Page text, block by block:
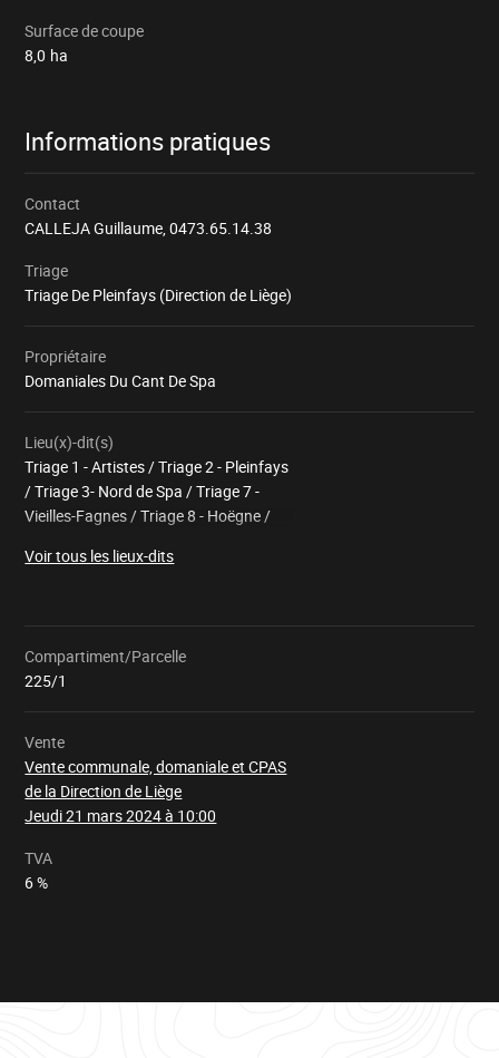
Surface de coupe
8,0 ha
Informations pratiques
Contact
CALLEJA Guillaume,0473.65.14.38
Triage
Triage De Pleinfays (Direction de Liège)
Propriétaire
Domaniales Du Cant De Spa
Lieu(x)-dit(s)
Triage 1 - Artistes / Triage 2 - Pleinfays
/ Triage 3- Nord de Spa / Triage 7 -
Vieilles-Fagnes / Triage 8 - Hoëgne /
Voir tous les lieux-dits
Compartiment/Parcelle
225/1
Vente
Vente communale, domaniale et CPAS
de la Direction de Liège
Jeudi 21 mars 2024 à 10:00
Chargement
TVA
6 %